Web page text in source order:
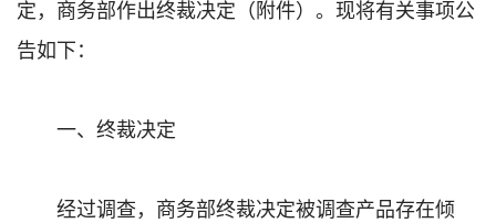
定，商务部作出终裁决定（附件）。现将有关事项公
告如下：
一、终裁决定
经过调查，商务部终裁决定被调查产品存在倾